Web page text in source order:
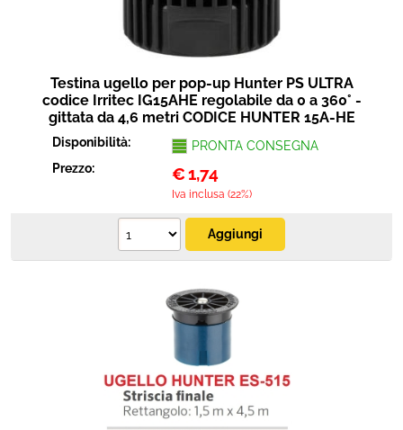
Testina ugello per pop-up Hunter PS ULTRA
codice Irritec IG15AHE regolabile da 0 a 360° -
gittata da 4,6 metri CODICE HUNTER 15A-HE
Disponibilità:
PRONTA CONSEGNA
Prezzo:
€1,74
Iva inclusa (22%)